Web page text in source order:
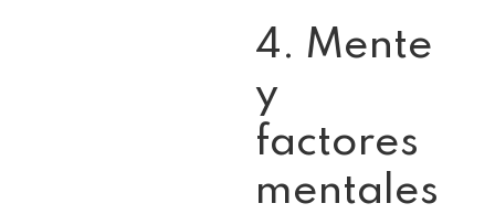
4. Mente
y
factores
mentales